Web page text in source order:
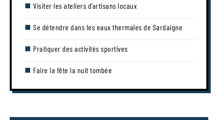
Visiter les ateliers d’artisans locaux
Se détendre dans les eaux thermales de Sardaigne
Pratiquer des activités sportives
Faire la fête la nuit tombée